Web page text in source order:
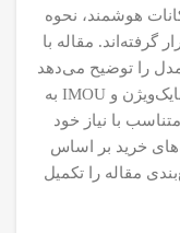
هوشمند، نحوه
مقاله با
مدل را توضیح می‌دهد
و با معرفی برندهای معتبر مانند داهوا، هایک‌ویژن و IMOU به
با نیاز خود
خرید بر اساس
مقاله را تکمیل